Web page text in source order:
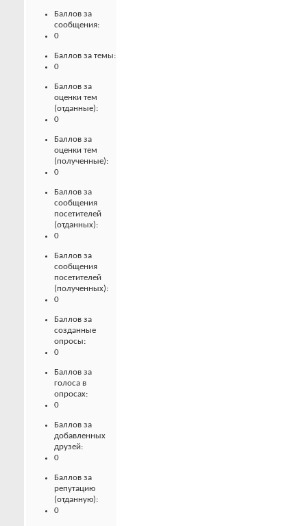
Баллов за
сообщения:
0
Баллов за темы:
0
Баллов за
оценки тем
(отданные):
0
Баллов за
оценки тем
(полученные):
0
Баллов за
сообщения
посетителей
(отданных):
0
Баллов за
сообщения
посетителей
(полученных):
0
Баллов за
созданные
опросы:
0
Баллов за
голоса в
опросах:
0
Баллов за
добавленных
друзей:
0
Баллов за
репутацию
(отданную):
0